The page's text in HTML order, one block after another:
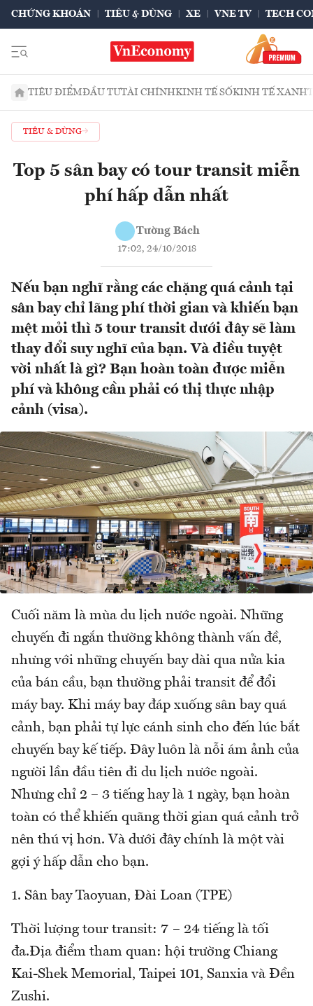
CHỨNG KHOÁN TIÊU & DÙNG XE VNE TV TECH
TIÊU ĐIỂMĐẦU TƯTÀI CHÍNHKINH TẾ SỐKINH TẾ XANH
TIÊU & DÙNG
Top 5 sân bay có tour transit miễn
phí hấp dẫn nhất
Tường Bách
17:02, 24/10/2018
Nếu bạn nghĩ rằng các chặng quá cảnh tại
sân bay chỉ lãng phí thời gian và khiến bạn
mệt mỏi thì 5 tour transit dưới đây sẽ làm
thay đổi suy nghĩ của bạn. Và điều tuyệt
vời nhất là gì? Bạn hoàn toàn được miễn
phí và không cần phải có thị thực nhập
cảnh (visa).
Cuối năm là mùa du lịch nước ngoài. Những
chuyến đi ngắn thường không thành vấn đề,
nhưng với những chuyến bay dài qua nửa kia
của bán cầu, bạn thường phải transit để đổi
máy bay. Khi máy bay đáp xuống sân bay quá
cảnh, bạn phải tự lực cánh sinh cho đến lúc bắt
chuyến bay kế tiếp. Đây luôn là nỗi ám ảnh của
người lần đầu tiên đi du lịch nước ngoài.
Nhưng chỉ 2 – 3 tiếng hay là 1 ngày, bạn hoàn
toàn có thể khiến quãng thời gian quá cảnh trở
nên thú vị hơn. Và dưới đây chính là một vài
gợi ý hấp dẫn cho bạn.
1. Sân bay Taoyuan, Đài Loan (TPE)
Thời lượng tour transit: 7 – 24 tiếng là tối
đa.Địa điểm tham quan: hội trường Chiang
Kai-Shek Memorial, Taipei 101, Sanxia và Đền
Zushi.